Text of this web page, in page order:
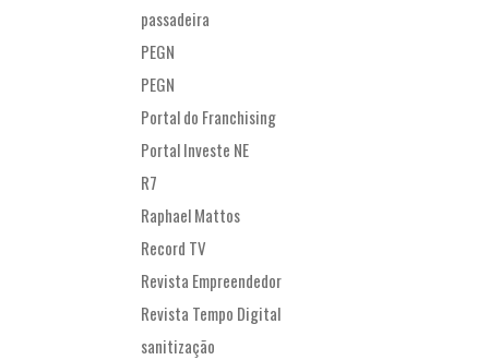
passadeira
PEGN
PEGN
Portal do Franchising
Portal Investe NE
R7
Raphael Mattos
Record TV
Revista Empreendedor
Revista Tempo Digital
sanitização